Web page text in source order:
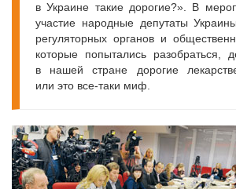
в Украине такие дорогие?». В
участие народные депутаты
регуляторных органов и
которые попытались разобраться,
в нашей стране дорогие
или это все-таки миф.